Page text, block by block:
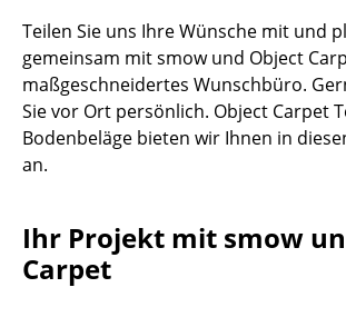
TV Möbel
Beistell- & Rollcontainer
Barmöbel
Einzelteile
Teilen Sie uns Ihre Wünsche mit und
gemeinsam mit smow und Object
maßgeschneidertes Wunschbüro.
Sie vor Ort persönlich. Object Carpet
Bodenbeläge bieten wir Ihnen in
an.
Ihr Projekt mit smow
Carpet